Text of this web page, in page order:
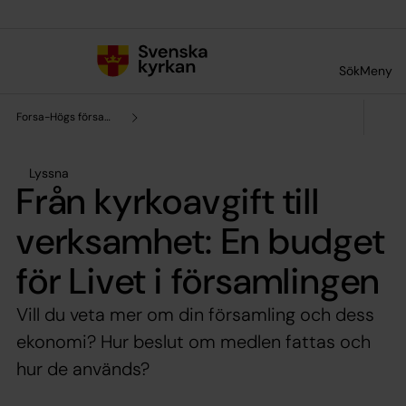
SökMeny
Forsa-Högs församling
Lyssna
Från kyrkoavgift till
verksamhet: En budget
för Livet i församlingen
Vill du veta mer om din församling och dess
ekonomi? Hur beslut om medlen fattas och
hur de används?